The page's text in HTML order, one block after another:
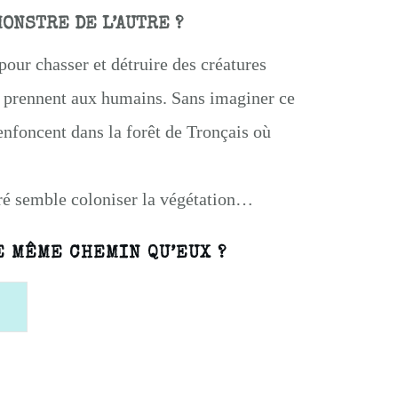
DE L’AUTRE ?
chasser et détruire des créatures
aux humains. Sans imaginer ce
dans la forêt de Tronçais où
semble coloniser la végétation…
CHEMIN QU’EUX ?